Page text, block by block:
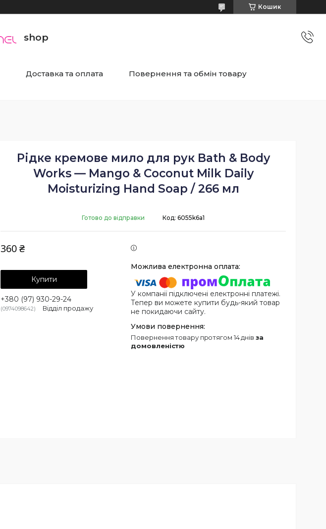
Кошик
shop
Доставка та оплата Повернення та обмін товару
Рідке кремове мило для рук Bath & Body
Works — Mango & Coconut Milk Daily
Moisturizing Hand Soap / 266 мл
Готово до відправки Код: 6055k6a1
360 ₴
Купити
+380 (97) 930-29-24
0974098642 Відділ продажу
У компанії підключені електронні платежі.
Тепер ви можете купити будь-який товар
не покидаючи сайту.
повернення товару протягом 14 днів за
домовленістю